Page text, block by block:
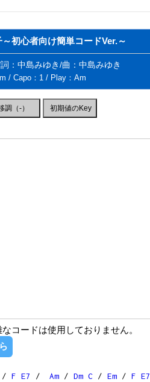
～初心者向け簡単コードVer.～
：中島みゆき/曲：中島みゆき
/ Capo：1 / Play：Am
コードは使用しておりません。
/ F E7 / Am / Dm C / Em / F E7